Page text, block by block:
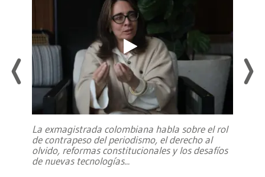
La exmagistrada colombiana habla sobre el rol
de contrapeso del periodismo, el derecho al
olvido, reformas constitucionales y los desafíos
de nuevas tecnologías...